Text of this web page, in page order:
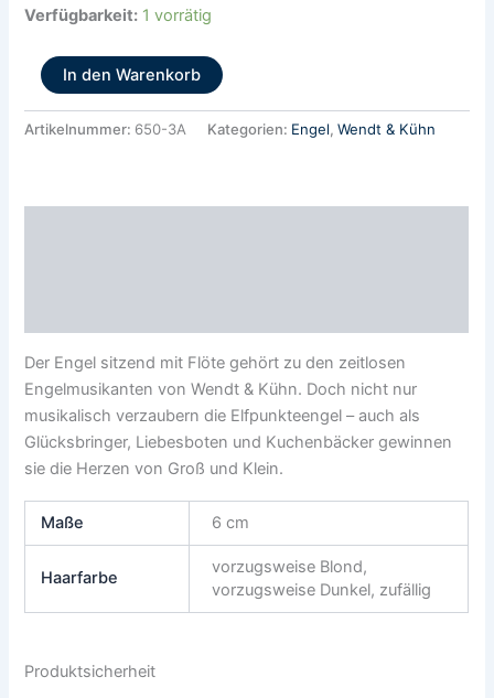
Verfügbarkeit: 1 vorrätig
In den Warenkorb
Artikelnummer: 650-3A Kategorien: Engel,Wendt & Kühn
Der Engel sitzend mit Flöte gehört zu den zeitlosen
Engelmusikanten von Wendt & Kühn. Doch nicht nur
musikalisch verzaubern die Elfpunkteengel – auch als
Glücksbringer, Liebesboten und Kuchenbäcker gewinnen
sie die Herzen von Groß und Klein.
Maße 6 cm
Haarfarbe
vorzugsweise Blond,
vorzugsweise Dunkel, zufällig
Produktsicherheit